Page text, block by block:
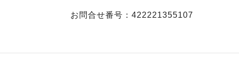
お問合せ番号：422221355107